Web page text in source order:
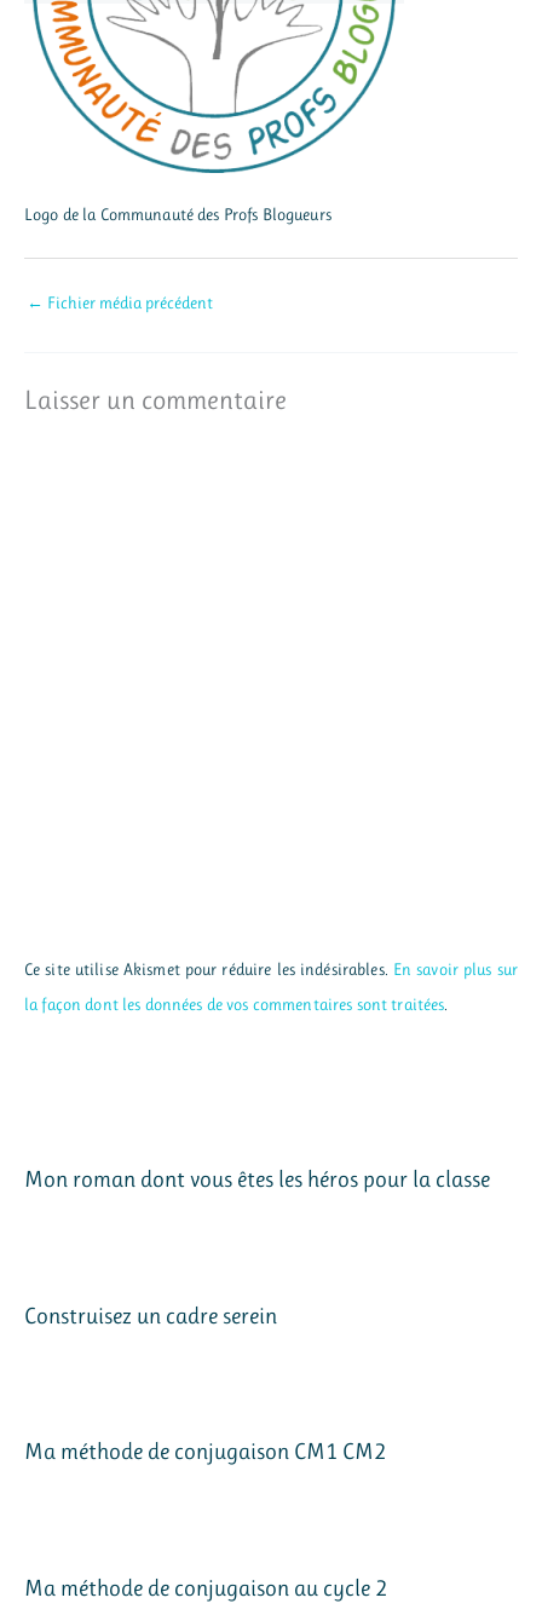
Logo de la Communauté des Profs Blogueurs
← Fichier média précédent
Laisser un commentaire
Ce site utilise Akismet pour réduire les indésirables. En savoir plus sur
la façon dont les données de vos commentaires sont traitées.
Mon roman dont vous êtes les héros pour la classe
Construisez un cadre serein
Ma méthode de conjugaison CM1 CM2
Ma méthode de conjugaison au cycle 2